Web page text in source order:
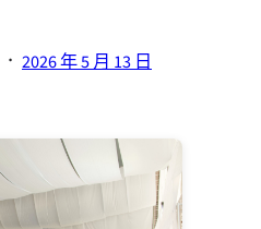
· 2026 年 5 月 13 日